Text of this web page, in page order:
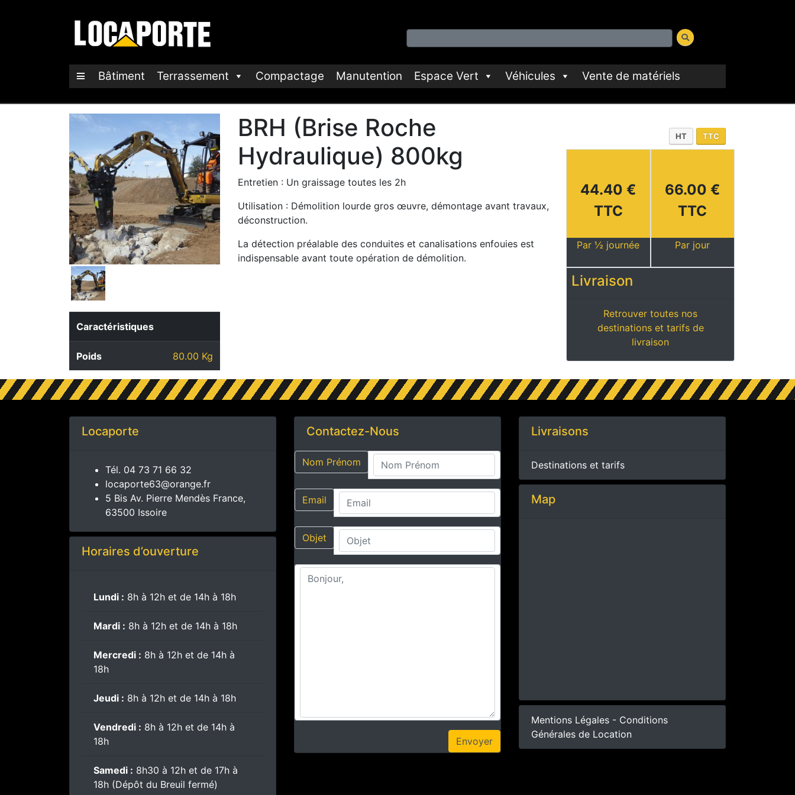
Bâtiment Terrassement Compactage Manutention Espace Vert Véhicules Vente de matériels
Caractéristiques
Poids 80.00 Kg
BRH (Brise Roche
Hydraulique) 800kg
Entretien : Un graissage toutes les 2h
Utilisation : Démolition lourde gros œuvre, démontage avant travaux,
déconstruction.
La détection préalable des conduites et canalisations enfouies est
indispensable avant toute opération de démolition.
HT TTC
44.40 €
TTC
Par ½ journée
66.00 €
TTC
Par jour
Livraison
Retrouver toutes nos
destinations et tarifs de
livraison
Locaporte
Tél. 04 73 71 66 32
locaporte63@orange.fr
5 Bis Av. Pierre Mendès France,
63500 Issoire
Horaires d’ouverture
Lundi : 8h à 12h et de 14h à 18h
Mardi : 8h à 12h et de 14h à 18h
Mercredi : 8h à 12h et de 14h à
18h
Jeudi : 8h à 12h et de 14h à 18h
Vendredi : 8h à 12h et de 14h à
18h
Samedi : 8h30 à 12h et de 17h à
18h (Dépôt du Breuil fermé)
Contactez-Nous
Nom Prénom
Email
Objet
Livraisons
Destinations et tarifs
Map
Mentions Légales - Conditions
Générales de Location